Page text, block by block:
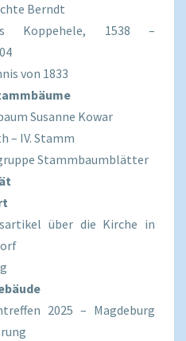
Berndt
Koppehele, 1538 –
von 1833
Susanne Kowar
– IV. Stamm
Stammbaumblätter
über die Kirche in
2025 – Magdeburg